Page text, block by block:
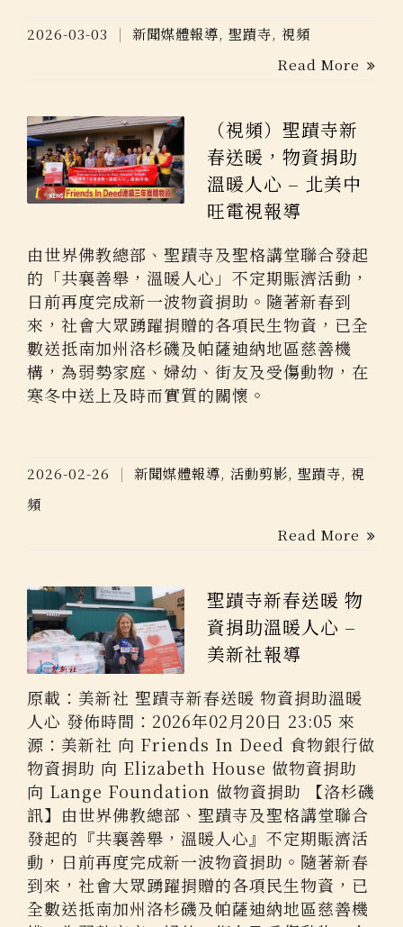
2026-03-03 新聞媒體報導, 聖蹟寺, 視頻
Read More
（視頻）聖蹟寺新
春送暖，物資捐助
溫暖人心 – 北美中
旺電視報導
由世界佛教總部、聖蹟寺及聖格講堂聯合發起
的「共襄善舉，溫暖人心」不定期賑濟活動，
日前再度完成新一波物資捐助。隨著新春到
來，社會大眾踴躍捐贈的各項民生物資，已全
數送抵南加州洛杉磯及帕薩迪納地區慈善機
構，為弱勢家庭、婦幼、街友及受傷動物，在
寒冬中送上及時而實質的關懷。
2026-02-26 新聞媒體報導, 活動剪影, 聖蹟寺, 視
頻
Read More
聖蹟寺新春送暖 物
資捐助溫暖人心 –
美新社報導
原載：美新社 聖蹟寺新春送暖 物資捐助溫暖
人心 發佈時間：2026年02月20日 23:05 來
源：美新社 向 Friends In Deed 食物銀行做
物資捐助 向 Elizabeth House 做物資捐助
向 Lange Foundation 做物資捐助 【洛杉磯
訊】由世界佛教總部、聖蹟寺及聖格講堂聯合
發起的『共襄善舉，溫暖人心』不定期賑濟活
動，日前再度完成新一波物資捐助。隨著新春
到來，社會大眾踴躍捐贈的各項民生物資，已
全數送抵南加州洛杉磯及帕薩迪納地區慈善機